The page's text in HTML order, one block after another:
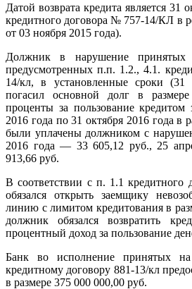
Датой возврата кредита является 31
кредитного договора № 757-14/КЛ в
от 03 ноября 2015 года).
Должник в нарушение принятых
предусмотренных п.п. 1.2., 4.1.
14/кл, в установленные сроки (31
погасил основной долг в
проценты за пользование
2016 года по 31 октября 2016 года в
были уплачены должником с
2016 года — 33 605,12 руб., 25
913,66 руб.
В соответствии с п. 1.1 кредитного
обязался открыть заемщику
линию с лимитом кредитования в
должник обязался возвратить
процентный доход за пользование
Банк во исполнение принятых на
кредитному договору 881-13/кл
в размере 375 000 000,00 руб.